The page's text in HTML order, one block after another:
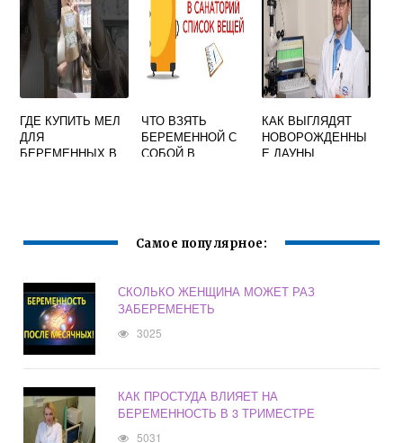
ГДЕ КУПИТЬ МЕЛ
ДЛЯ
БЕРЕМЕННЫХ В
ЧТО ВЗЯТЬ
БЕРЕМЕННОЙ С
СОБОЙ В
КАК ВЫГЛЯДЯТ
НОВОРОЖДЕННЫ
Е ДАУНЫ
Самое популярное:
СКОЛЬКО ЖЕНЩИНА МОЖЕТ РАЗ
ЗАБЕРЕМЕНЕТЬ
3025
КАК ПРОСТУДА ВЛИЯЕТ НА
БЕРЕМЕННОСТЬ В 3 ТРИМЕСТРЕ
5031